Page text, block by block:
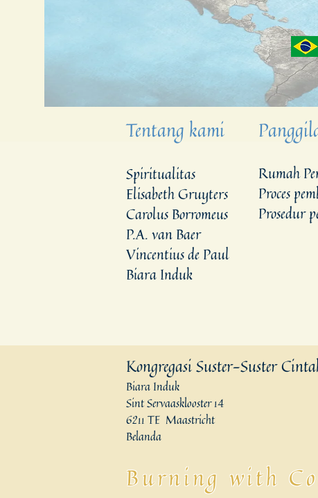
Tentang kami
Spiritualitas
Elisabeth Gruyters
Carolus Borromeus
P.A. van Baer
Vincentius de Paul
Biara Induk
Rumah
Proces
Prosedur
Kongregasi Suster-Suster
Biara Induk
Sint Servaasklooster 14
6211 TE Maastricht
Belanda
Burning with